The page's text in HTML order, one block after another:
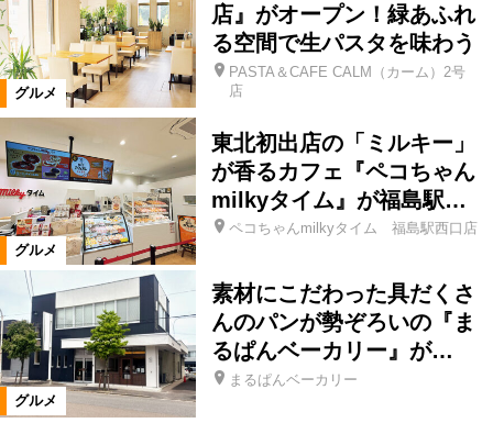
グルメ
店』がオープン！緑あふれ
る空間で生パスタを味わう
PASTA＆CAFE CALM（カーム）2号
店
グルメ
東北初出店の「ミルキー」
が香るカフェ『ペコちゃん
milkyタイム』が福島駅…
ペコちゃんmilkyタイム 福島駅西口店
グルメ
素材にこだわった具だくさ
んのパンが勢ぞろいの『ま
るぱんベーカリー』が…
まるぱんベーカリー